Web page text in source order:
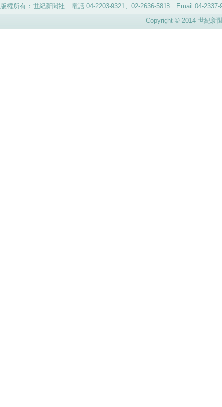
版權所有：世紀新聞社 電話:04-2203-9321、02-2636-5818 Email:04-
Copyright © 2014 世紀新